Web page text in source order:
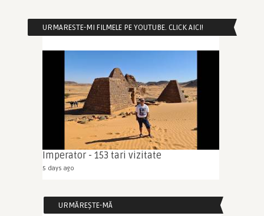
URMARESTE-MI FILMELE PE YOUTUBE. CLICK AICI!
Imperator - 153 tari vizitate
5 days ago
URMĂREȘTE-MĂ